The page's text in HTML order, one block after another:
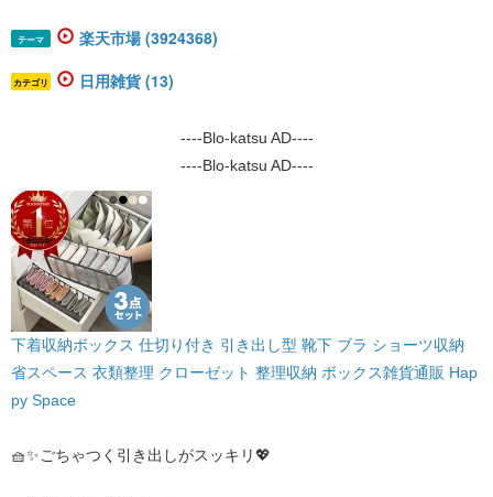
テーマ 楽天市場 (3924368)
カテゴリ 日用雑貨 (13)
----Blo-katsu AD----
----Blo-katsu AD----
下着収納ボックス 仕切り付き 引き出し型 靴下 ブラ ショーツ収納
省スペース 衣類整理 クローゼット 整理収納 ボックス雑貨通販 Hap
py Space
🧺✨ごちゃつく引き出しがスッキリ💖